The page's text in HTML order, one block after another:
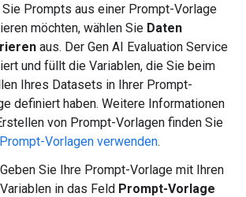
Sie Prompts aus einer Prompt-Vorlage
möchten, wählen Sie Daten
aus. Der Gen AI Evaluation Service
und füllt die Variablen, die Sie beim
Ihres Datasets in Ihrer Prompt-
definiert haben. Weitere Informationen
von Prompt-Vorlagen finden Sie
Prompt-Vorlagen verwenden.
Geben Sie Ihre Prompt-Vorlage mit Ihren
Variablen in das Feld Prompt-Vorlage